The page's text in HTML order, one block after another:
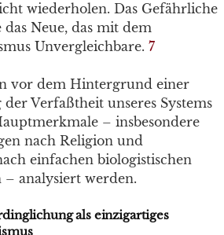
wiederholen. Das Gefährliche
Neue, das mit dem
Unvergleichbare. 7
vor dem Hintergrund einer
Verfaßtheit unseres Systems
– insbesondere
nach Religion und
einfachen biologistischen
analysiert werden.
als einzigartiges